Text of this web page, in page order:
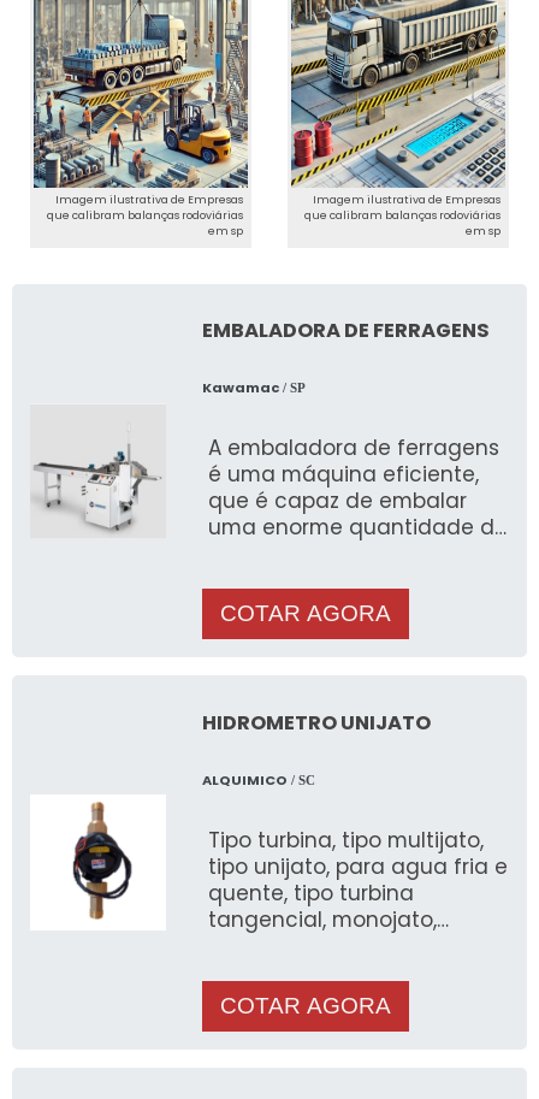
Imagem ilustrativa de Empresas
que calibram balanças rodoviárias
em sp
Imagem ilustrativa de Empresas
que calibram balanças rodoviárias
em sp
EMBALADORA DE FERRAGENS
Kawamac/ SP
A embaladora de ferragens
é uma máquina eficiente,
que é capaz de embalar
uma enorme quantidade de
COTAR AGORA
HIDROMETRO UNIJATO
ALQUIMICO / SC
Tipo turbina, tipo multijato,
tipo unijato, para agua fria e
quente, tipo turbina
tangencial, monojato,
COTAR AGORA